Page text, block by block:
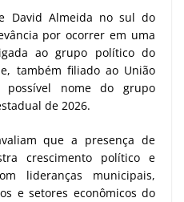
David Almeida no sul do
por ocorrer em uma
ao grupo político do
também filiado ao União
possível nome do grupo
de 2026.
que a presença de
crescimento político e
lideranças municipais,
e setores econômicos do